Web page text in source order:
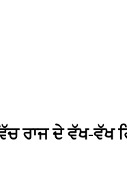
ਰਾਜ ਦੇ ਵੱਖ-ਵੱਖ